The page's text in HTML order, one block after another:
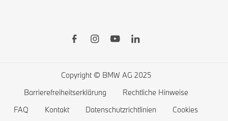
BMW 3er
BMW 2er
Kosten von Elektrofahrzeugen
Batterie und Antriebstechnologie
Copyright © BMW AG 2025
Barrierefreiheitserklärung
Rechtliche Hinweise
FAQ
Kontakt Datenschutzrichtlinien
Cookies